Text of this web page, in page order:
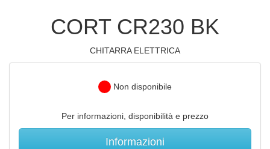
CORT CR230 BK
CHITARRA ELETTRICA
Non disponibile
Per informazioni, disponibilità e prezzo
Informazioni